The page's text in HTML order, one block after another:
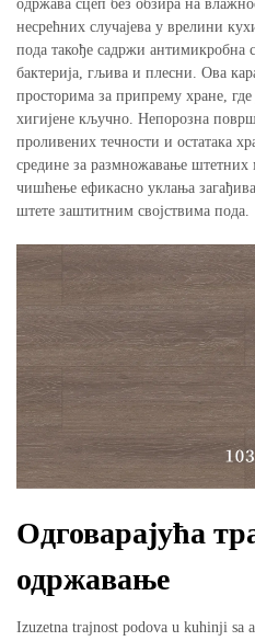
одржава сцеп без обзира на
несрећних случајева у врелини
пода такође садржи антимикробна
бактерија, гљива и плесни. Ова
просторима за припрему хране,
хигијене кључно. Непорозна
проливених течности и остатака
средине за размножавање
чишћење ефикасно уклања
штете заштитним својствима пода.
Одговарајућа
одржавање
Izuzetna trajnost podova u kuhinji sa